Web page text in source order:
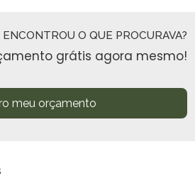
ENCONTROU O QUE PROCURAVA?
grátis agora mesmo!
meu orçamento